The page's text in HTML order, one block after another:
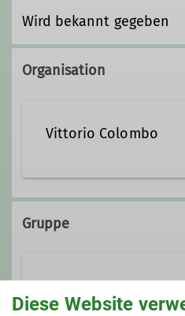
Wird bekannt gegeben
Organisation
Vittorio Colombo
0911 21144987
Gruppe
Familiengruppe
Diese Website